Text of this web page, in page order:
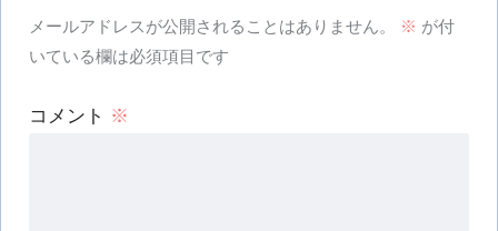
メールアドレスが公開されることはありません。 ※ が付
いている欄は必須項目です
コメント ※